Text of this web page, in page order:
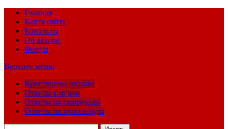
Главная
Карта сайта
Контакты
Об авторе
Форум
Верхнее меню
Кроссворды онлайн
Ответы к играм
Ответы на сканворды
Ответы на кроссворды